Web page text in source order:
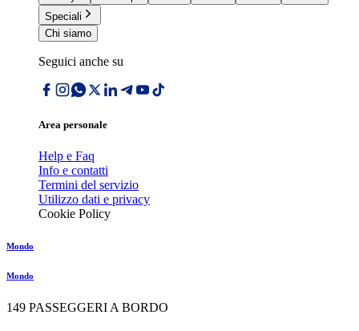
Speciali
Chi siamo
Seguici anche su
Area personale
Help e Faq
Info e contatti
Termini del servizio
Utilizzo dati e privacy
Cookie Policy
Mondo
Mondo
149 PASSEGGERI A BORDO